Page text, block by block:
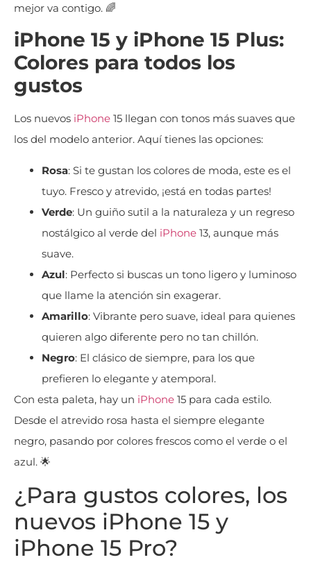
mejor va contigo. 🌈
iPhone 15 y iPhone 15 Plus:
Colores para todos los
gustos
Los nuevos iPhone 15 llegan con tonos más suaves que
los del modelo anterior. Aquí tienes las opciones:
Rosa: Si te gustan los colores de moda, este es el
tuyo. Fresco y atrevido, ¡está en todas partes!
Verde: Un guiño sutil a la naturaleza y un regreso
nostálgico al verde del iPhone 13, aunque más
suave.
Azul: Perfecto si buscas un tono ligero y luminoso
que llame la atención sin exagerar.
Amarillo: Vibrante pero suave, ideal para quienes
quieren algo diferente pero no tan chillón.
Negro: El clásico de siempre, para los que
prefieren lo elegante y atemporal.
Con esta paleta, hay un iPhone 15 para cada estilo.
Desde el atrevido rosa hasta el siempre elegante
negro, pasando por colores frescos como el verde o el
azul. 🌟
¿Para gustos colores, los
nuevos iPhone 15 y
iPhone 15 Pro?